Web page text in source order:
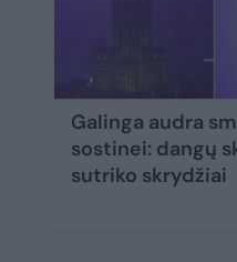
Galinga audra
sostinei: dangų
sutriko skrydžiai